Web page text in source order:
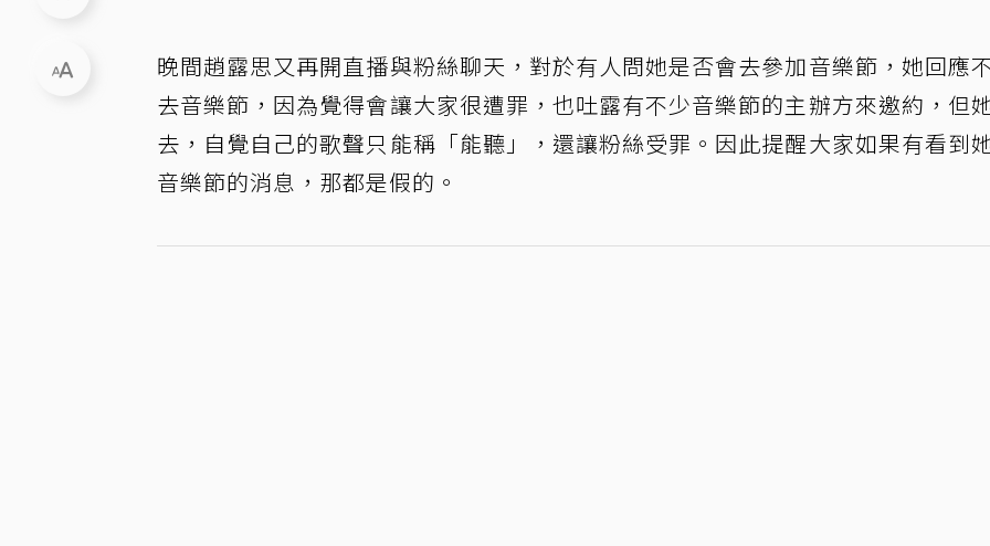
晚間趙露思又再開直播與粉絲聊天，對於有人問她是否會去參加音樂節，她回應
去音樂節，因為覺得會讓大家很遭罪，也吐露有不少音樂節的主辦方來邀約，但
去，自覺自己的歌聲只能稱「能聽」，還讓粉絲受罪。因此提醒大家如果有看到
音樂節的消息，那都是假的。